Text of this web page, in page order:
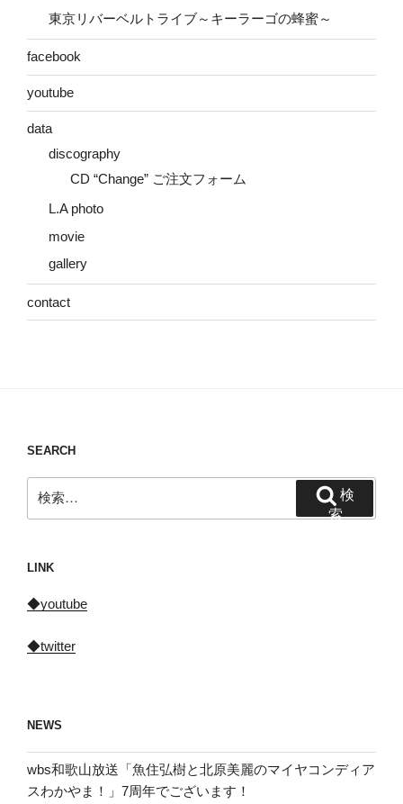
東京リバーベルトライブ～キーラーゴの蜂蜜～
facebook
youtube
data
discography
CD “Change” ご注文フォーム
L.A photo
movie
gallery
contact
SEARCH
索:
索
LINK
◆youtube
◆twitter
NEWS
wbs和歌山放送「魚住弘樹と北原美麗のマイヤコンディア
スわかやま！」7周年でございます！